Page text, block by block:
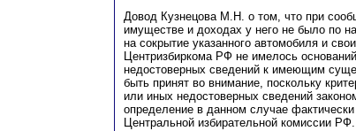
Довод Кузнецова М .Н. о том, что при
имуществе и доходах у него не было по
на сокрытие указанного автомобиля и
Центризбиркома РФ не имелось
недостоверных сведений к имеющим
быть принят во внимание, поскольку
или иных недостоверных сведений
определение в данном случае
Центральной избирательной комиссии РФ.